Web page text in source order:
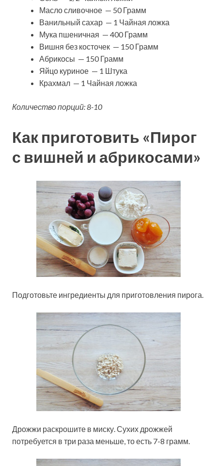
Масло сливочное — 50 Грамм
Ванильный сахар — 1 Чайная ложка
Мука пшеничная — 400 Грамм
Вишня без косточек — 150 Грамм
Абрикосы — 150 Грамм
Яйцо куриное — 1 Штука
Крахмал — 1 Чайная ложка
Количество порций: 8-10
Как приготовить «Пирог
с вишней и абрикосами»
Подготовьте ингредиенты для приготовления пирога.
Дрожжи раскрошите в миску. Сухих дрожжей
потребуется в три раза меньше, то есть 7-8 грамм.